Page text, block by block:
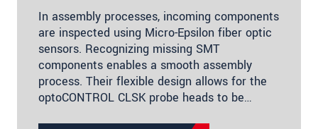
In assembly processes, incoming components
are inspected using Micro-Epsilon fiber optic
sensors. Recognizing missing SMT
components enables a smooth assembly
process. Their flexible design allows for the
optoCONTROL CLSK probe heads to be…